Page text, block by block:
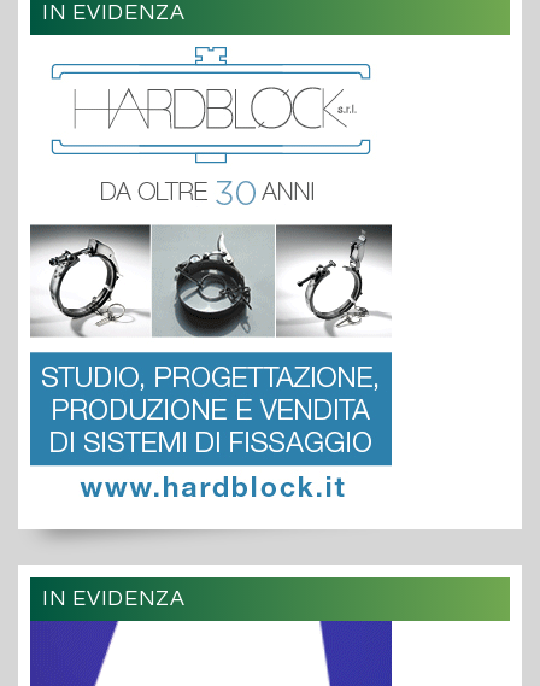
IN EVIDENZA
IN EVIDENZA